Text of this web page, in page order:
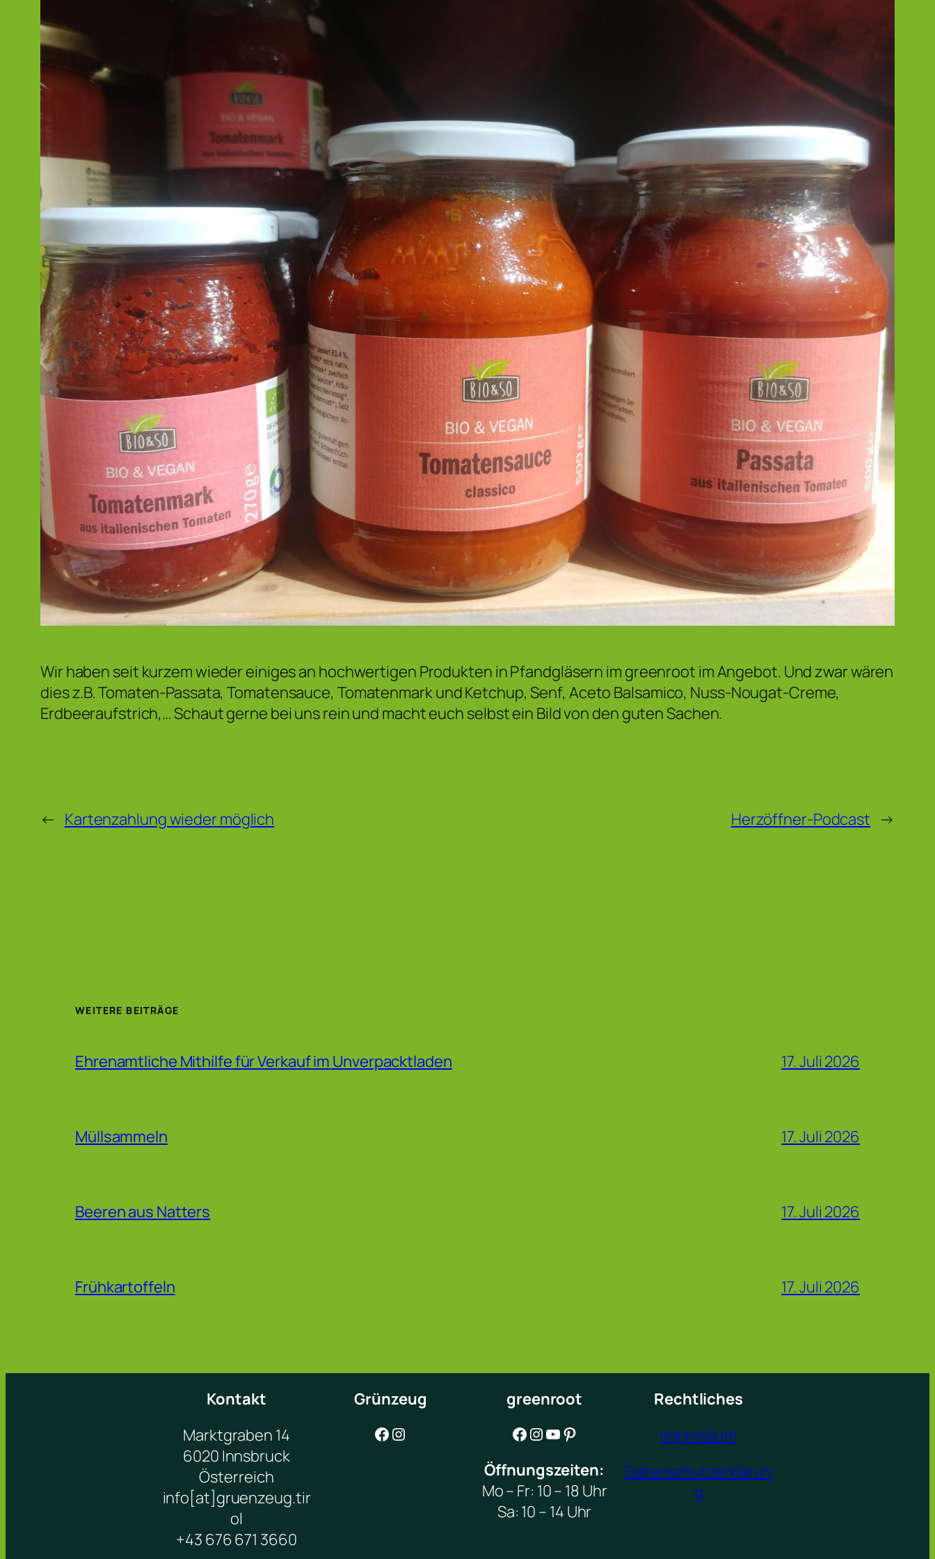
Wir haben seit kurzem wieder einiges an hochwertigen Produkten in Pfandgläsern im greenroot im Angebot. Und zwar wären
dies z.B. Tomaten-Passata, Tomatensauce, Tomatenmark und Ketchup, Senf, Aceto Balsamico, Nuss-Nougat-Creme,
Erdbeeraufstrich,… Schaut gerne bei uns rein und macht euch selbst ein Bild von den guten Sachen.
← Kartenzahlung wieder möglich Herzöffner-Podcast →
WEITERE BEITRÄGE
Ehrenamtliche Mithilfe für Verkauf im Unverpacktladen 17. Juli 2026
Müllsammeln 17. Juli 2026
Beeren aus Natters 17. Juli 2026
Frühkartoffeln 17. Juli 2026
Kontakt
Marktgraben 14
6020 Innsbruck
Österreich
info[at]gruenzeug.tir
ol
+43 676 671 3660
Grünzeug
Facebook Instagram
greenroot
Facebook Instagram YouTube Pinterest
Öffnungszeiten:
Mo – Fr: 10 – 18 Uhr
Sa: 10 – 14 Uhr
Rechtliches
Impressum
Datenschutzerklärun
g